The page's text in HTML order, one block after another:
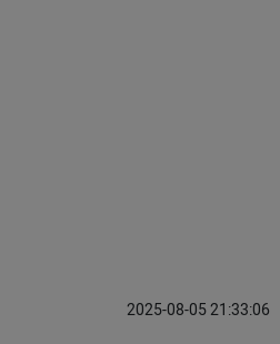
2025-08-05 21:33:06